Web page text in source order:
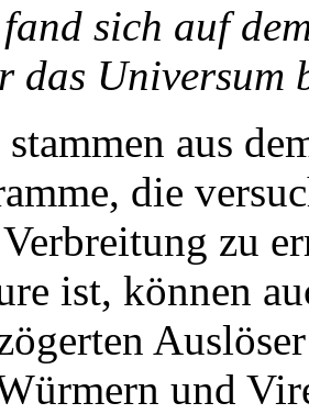
sich auf
das Universum
aus
die
zu
ist, können
und